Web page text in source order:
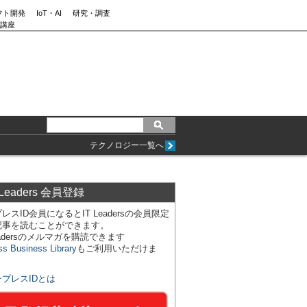
ト開発 IoT・AI
研究・調査
座
テクノロジー一覧へ
会員登録
スID会員になるとIT Leadersの会員限定
を読むことができます。
のメルマガを購読できます
Business Libraryもご利用いただけま
プレスIDとは